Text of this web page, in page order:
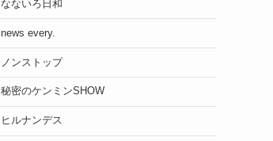
なないろ日和
news every.
ノンストップ
秘密のケンミンSHOW
ヒルナンデス